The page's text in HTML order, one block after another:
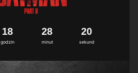
godzin
18
minut
28
sekund
1
29
0